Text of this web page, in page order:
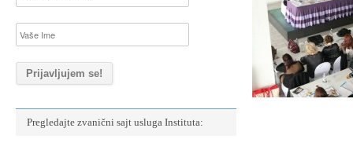
Pregledajte zvanični sajt usluga Instituta: